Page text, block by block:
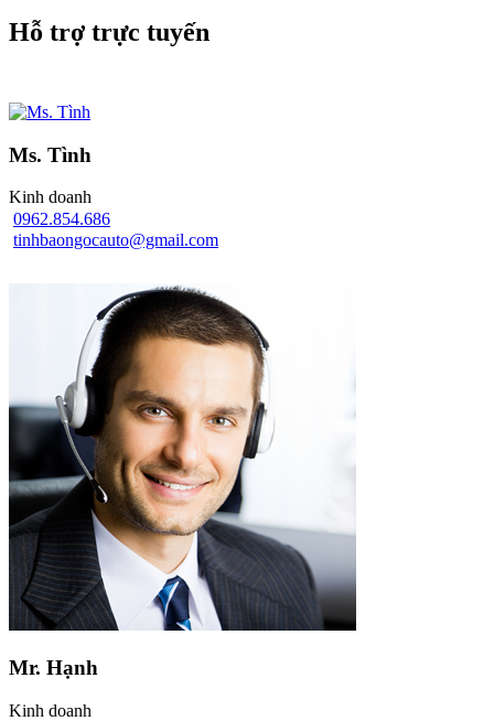
Hỗ trợ trực tuyến
Ms. Tình
Kinh doanh
0962.854.686
tinhbaongocauto@gmail.com
Mr. Hạnh
Kinh doanh